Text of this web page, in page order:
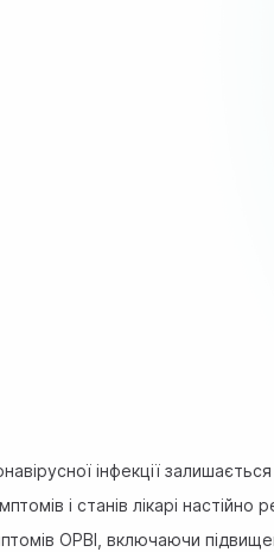
інфекції
і станів лікарі
ОРВІ, включаючи